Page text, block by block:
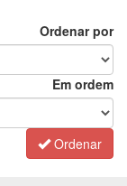
Ordenar por
Em ordem
Ordenar